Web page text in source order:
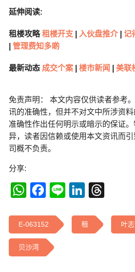
延伸阅读:
租楼攻略租楼开支 入伙盘推介 记
管理费知多啲
最新动态 成交个案 楼市新闻 美联
免责声明： 本文内容仅供读者参考
讯的准确性，但并不对文中所涉资
准确性作出任何明示或暗示的保证
异，读者因信赖或使用本文资讯而
司概不负责。
分享:
WhatsApp
Facebook
Line
E-063152 租 叶
贝沙湾